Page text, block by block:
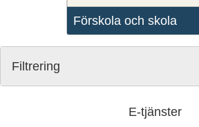
Förskola och skola
Filtrering
E-tjänster